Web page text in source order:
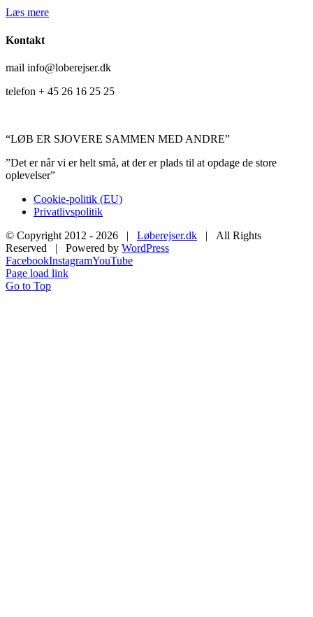
Læs mere
Kontakt
mail info@loberejser.dk
telefon + 45 26 16 25 25
“LØB ER SJOVERE SAMMEN MED ANDRE”
”Det er når vi er helt små, at der er plads til at opdage de store
oplevelser”
Cookie-politik (EU)
Privatlivspolitik
© Copyright 2012 - 2026 | Løberejser.dk | All Rights
Reserved | Powered by WordPress
FacebookInstagramYouTube
Page load link
Go to Top